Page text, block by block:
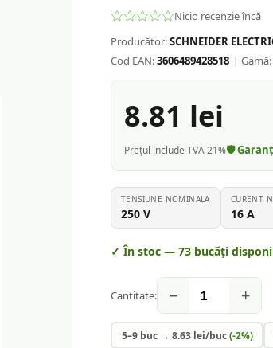
Nicio recenzie încă
Producător:SCHNEIDER
Cod EAN:3606489428518 | Gamă:
8.81 lei
Prețul include TVA 21%🛡️
TENSIUNE NOMINALA
250 V
CURENT
16A
✓ În stoc — 73 bucăți
Cantitate: − +
5–9 buc→ 8.63lei/buc(-2%)